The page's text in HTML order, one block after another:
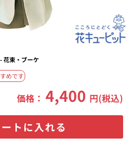
花束・ブーケ
めです
価格：4,400 円(税込)
トに入れる